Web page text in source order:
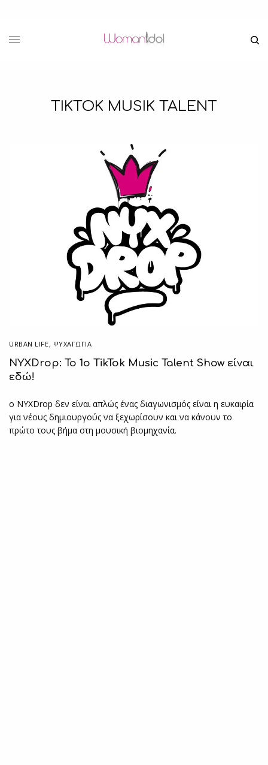
TIKTOK MUSIK TALENT
URBAN LIFE, ΨΥΧΑΓΩΓΙΑ
NYXDrop: Το 1ο TikTok Music Talent Show είναι
εδώ!
ο NYXDrop δεν είναι απλώς ένας διαγωνισμός είναι η ευκαιρία
για νέους δημιουργούς να ξεχωρίσουν και να κάνουν το
πρώτο τους βήμα στη μουσική βιομηχανία.